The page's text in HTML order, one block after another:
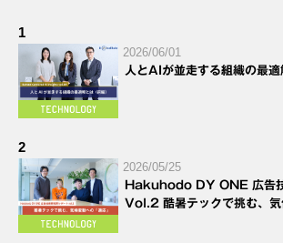
1
2026/06/01
人とAIが並走する組織の最適
2
2026/05/25
Hakuhodo DY ONE 広告
Vol.2 酷暑テックで挑む、気